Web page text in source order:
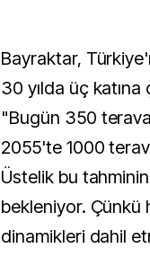
Bayraktar,
30 yılda üç katına
"Bugün 350
2055'te 1000
Üstelik bu
bekleniyor. Çünkü
dinamikleri dahil